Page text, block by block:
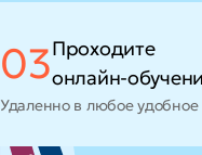
03Проходите
онлайн-
Удаленно в любое